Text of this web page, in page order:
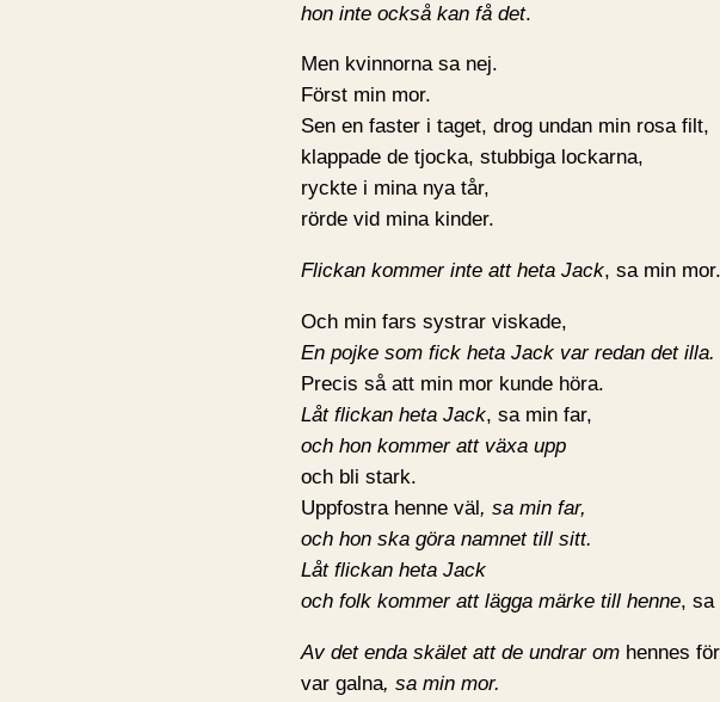
hon inte också kan få det.
Men kvinnorna sa nej.
Först min mor.
Sen en faster i taget, drog undan min rosa filt,
klappade de tjocka, stubbiga lockarna,
ryckte i mina nya tår,
rörde vid mina kinder.
Flickan kommer inte att heta Jack, sa min mor.
Och min fars systrar viskade,
En pojke som fick heta Jack var redan det illa.
Precis så att min mor kunde höra.
Låt flickan heta Jack, sa min far,
och hon kommer att växa upp
och bli stark.
Uppfostra henne väl, sa min far,
och hon ska göra namnet till sitt.
Låt flickan heta Jack
och folk kommer att lägga märke till henne, sa
Av det enda skälet att de undrar om hennes
var galna, sa min mor.